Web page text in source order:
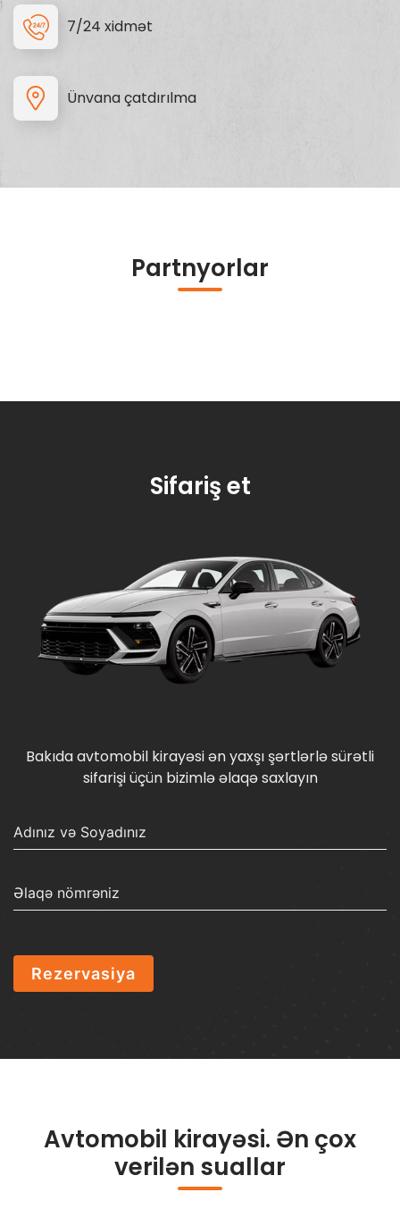
7/24 xidmət
Ünvana çatdırılma
Partnyorlar
Sifariş et
Bakıda avtomobil kirayəsi ən yaxşı şərtlərlə sürətli
sifarişi üçün bizimlə əlaqə saxlayın
Rezervasiya
Avtomobil kirayəsi. Ən çox
verilən suallar